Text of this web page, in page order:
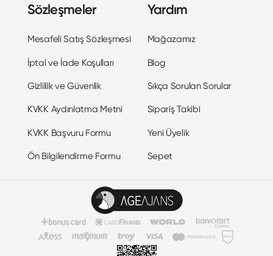
Sözleşmeler
Mesafeli Satış Sözleşmesi
İptal ve İade Koşulları
Gizlililk ve Güvenlik
KVKK Aydınlatma Metni
KVKK Başvuru Formu
Ön Bilgilendirme Formu
Yardım
Mağazamız
Blog
Sıkça Sorulan Sorular
Sipariş Takibi
Yeni Üyelik
Sepet